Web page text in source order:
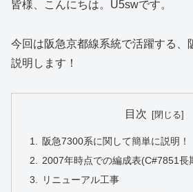
皆様、こんにちは。U5swです。
今回は阪急京都線系統で活躍する、
説明します！
目次
阪急7300系に関して簡単に説明！
2007年時点での編成表(C#7851長
リニューアル工事